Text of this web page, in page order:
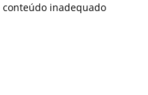
inadequado